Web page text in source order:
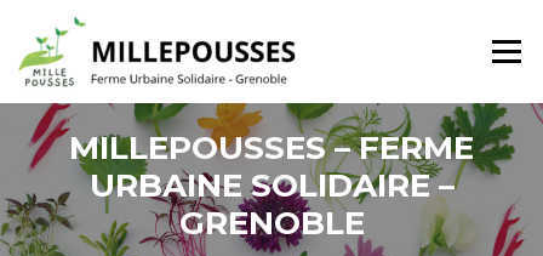
contenu
Menu
MILLEPOUSSES – FERME
URBAINE SOLIDAIRE –
GRENOBLE